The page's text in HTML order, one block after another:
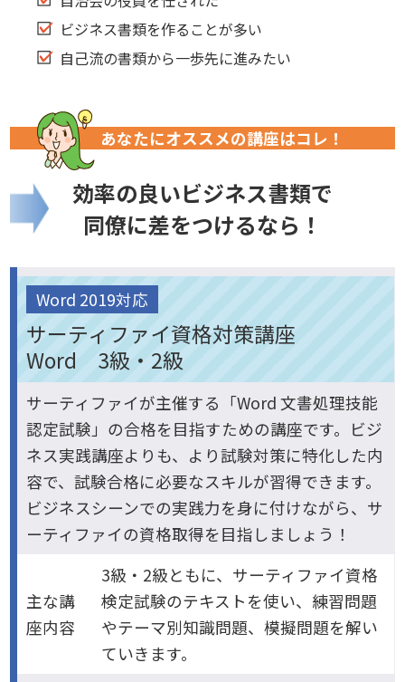
ビジネス書類を作ることが多い
自己流の書類から一歩先に進みたい
あなたにオススメの講座はコレ！
効率の良いビジネス書類で
同僚に差をつけるなら！
Word 2019対応
サーティファイ資格対策講座
Word 3級・2級
サーティファイが主催する「Word 文書処理技能
認定試験」の合格を目指すための講座です。ビジ
ネス実践講座よりも、より試験対策に特化した内
容で、試験合格に必要なスキルが習得できます。
ビジネスシーンでの実践力を身に付けながら、サ
ーティファイの資格取得を目指しましょう！
主な講
座内容
3級・2級ともに、サーティファイ資格
検定試験のテキストを使い、練習問題
やテーマ別知識問題、模擬問題を解い
ていきます。